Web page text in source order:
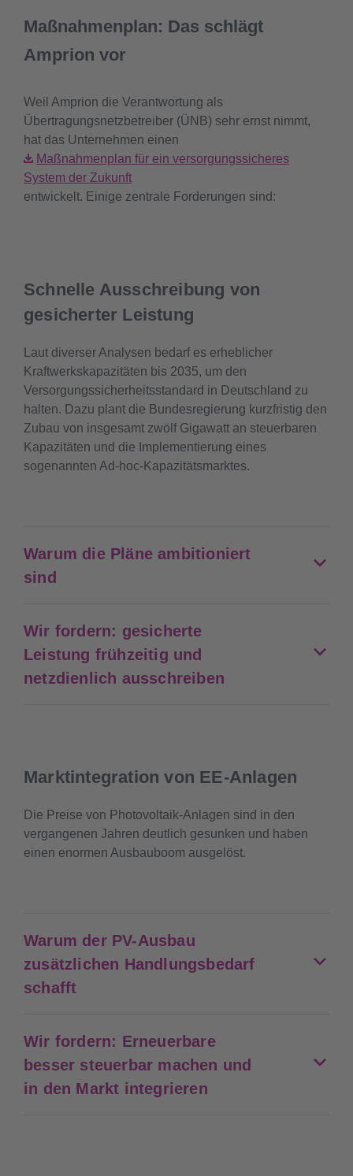
Maßnahmenplan: Das schlägt
Amprion vor
Weil Amprion die Verantwortung als
Übertragungsnetzbetreiber (ÜNB) sehr ernst nimmt,
hat das Unternehmen einen
Maßnahmenplan für ein versorgungssicheres
System der Zukunft
entwickelt. Einige zentrale Forderungen sind:
Schnelle Ausschreibung von
gesicherter Leistung
Laut diverser Analysen bedarf es erheblicher
Kraftwerkskapazitäten bis 2035, um den
Versorgungssicherheitsstandard in Deutschland zu
halten. Dazu plant die Bundesregierung kurzfristig den
Zubau von insgesamt zwölf Gigawatt an steuerbaren
Kapazitäten und die Implementierung eines
sogenannten Ad-hoc-Kapazitätsmarktes.
Warum die Pläne ambitioniert
sind
Wir fordern: gesicherte
Leistung frühzeitig und
netzdienlich ausschreiben
Marktintegration von EE-Anlagen
Die Preise von Photovoltaik-Anlagen sind in den
vergangenen Jahren deutlich gesunken und haben
einen enormen Ausbauboom ausgelöst.
Warum der PV-Ausbau
zusätzlichen Handlungsbedarf
schafft
Wir fordern: Erneuerbare
besser steuerbar machen und
in den Markt integrieren